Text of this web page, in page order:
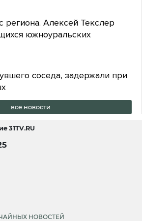
Алексей Текслер
южноуральских
соседа, задержали при
все новости
31TV.RU
НОВОСТЕЙ